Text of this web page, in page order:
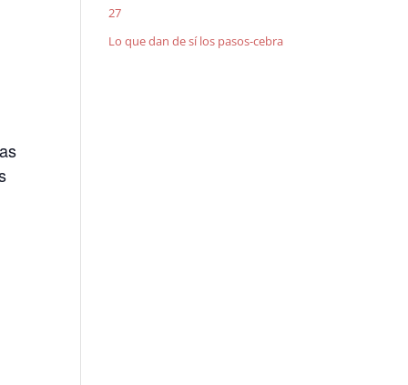
27
Lo que dan de sí los pasos-cebra